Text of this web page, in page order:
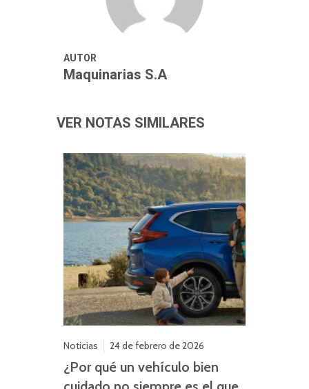
AUTOR
Maquinarias S.A
VER NOTAS SIMILARES
Noticias 24 de febrero de 2026
¿Por qué un vehículo bien